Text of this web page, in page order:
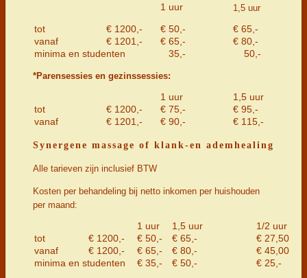
1 uur 1,5 uur
tot € 1200,- € 50,-
€ 65,-
vanaf
€ 1201,- € 65,-
€ 80,-
minima en studenten
35,- 50,-
*Parensessies en gezinssessies:
1 uur
1,5 uur
tot
€ 1200,- € 75,-
€ 95,-
vanaf
€ 1201,- € 90,- € 115,-
Synergene massage of klank-en ademhealing
Alle tarieven zijn inclusief BTW
Kosten per behandeling bij netto inkomen per huishouden
per maand:
1 uur 1,5 uur
1/2 uur
tot
€ 1200,- € 50,- € 65,-
€ 27,50
vanaf
€ 1200,- € 65,- € 80,-
€ 45,00
minima en studenten
€ 35,- € 50,- € 25,-